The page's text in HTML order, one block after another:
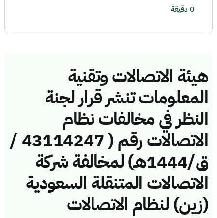
هيئة الاتصالات وتقنية
المعلومات تنشر قرار لجنة
النظر في مخالفات نظام
الاتصالات رقم ( 43114247 /
ق/1444هـ) لمخالفة شركة
الاتصالات المتنقلة السعودية
(زين) لنظام الاتصالات
0 دقيقة